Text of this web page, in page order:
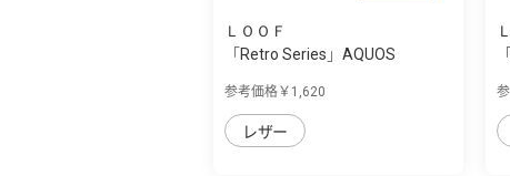
ＬＯＯＦ
「Retro Series」AQUOS
参考価格￥1,620
レザー